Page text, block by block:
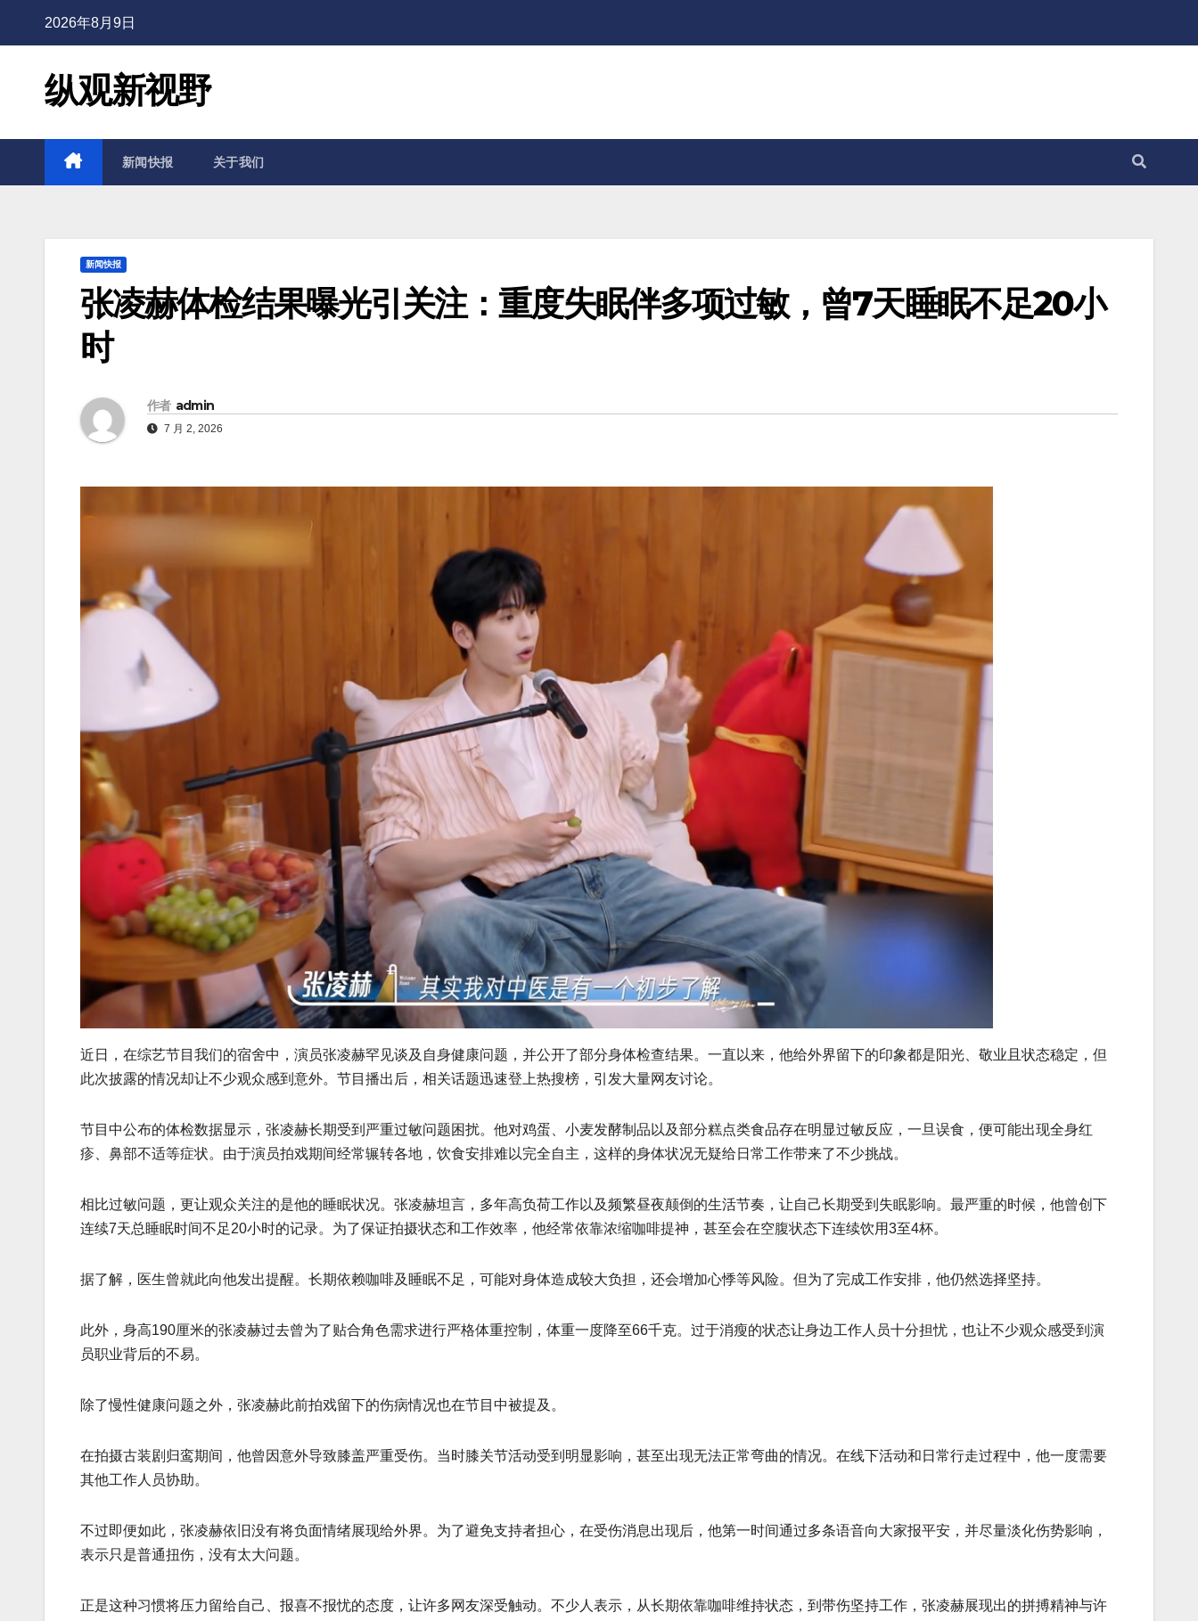
2026年8月9日
纵观新视野
新闻快报 关于我们
新闻快报
张凌赫体检结果曝光引关注：重度失眠伴多项过敏，曾7天睡眠不足20小
时
作者 admin
7 月 2, 2026
近日，在综艺节目我们的宿舍中，演员张凌赫罕见谈及自身健康问题，并公开了部分身体检查结果。一直以来，他给外界留下的印象都是阳光、敬业且状态稳定，但
此次披露的情况却让不少观众感到意外。节目播出后，相关话题迅速登上热搜榜，引发大量网友讨论。
节目中公布的体检数据显示，张凌赫长期受到严重过敏问题困扰。他对鸡蛋、小麦发酵制品以及部分糕点类食品存在明显过敏反应，一旦误食，便可能出现全身红
疹、鼻部不适等症状。由于演员拍戏期间经常辗转各地，饮食安排难以完全自主，这样的身体状况无疑给日常工作带来了不少挑战。
相比过敏问题，更让观众关注的是他的睡眠状况。张凌赫坦言，多年高负荷工作以及频繁昼夜颠倒的生活节奏，让自己长期受到失眠影响。最严重的时候，他曾创下
连续7天总睡眠时间不足20小时的记录。为了保证拍摄状态和工作效率，他经常依靠浓缩咖啡提神，甚至会在空腹状态下连续饮用3至4杯。
据了解，医生曾就此向他发出提醒。长期依赖咖啡及睡眠不足，可能对身体造成较大负担，还会增加心悸等风险。但为了完成工作安排，他仍然选择坚持。
此外，身高190厘米的张凌赫过去曾为了贴合角色需求进行严格体重控制，体重一度降至66千克。过于消瘦的状态让身边工作人员十分担忧，也让不少观众感受到演
员职业背后的不易。
除了慢性健康问题之外，张凌赫此前拍戏留下的伤病情况也在节目中被提及。
在拍摄古装剧归鸾期间，他曾因意外导致膝盖严重受伤。当时膝关节活动受到明显影响，甚至出现无法正常弯曲的情况。在线下活动和日常行走过程中，他一度需要
其他工作人员协助。
不过即便如此，张凌赫依旧没有将负面情绪展现给外界。为了避免支持者担心，在受伤消息出现后，他第一时间通过多条语音向大家报平安，并尽量淡化伤势影响，
表示只是普通扭伤，没有太大问题。
正是这种习惯将压力留给自己、报喜不报忧的态度，让许多网友深受触动。不少人表示，从长期依靠咖啡维持状态，到带伤坚持工作，张凌赫展现出的拼搏精神与许